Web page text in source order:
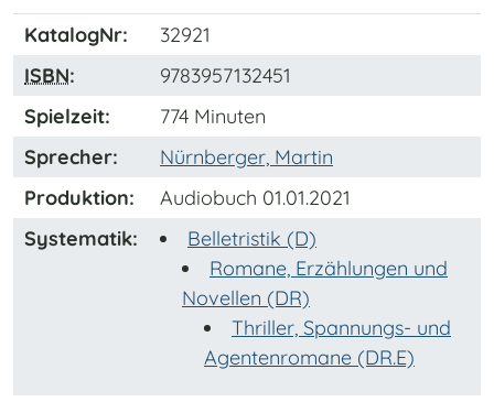
KatalogNr:
32921
ISBN:
9783957132451
Spielzeit:
774 Minuten
Sprecher:
Nürnberger, Martin
Produktion:
Audiobuch 01.01.2021
Systematik:
Belletristik (D)
Romane, Erzählungen und
Novellen (DR)
Thriller, Spannungs- und
Agentenromane (DR.E)